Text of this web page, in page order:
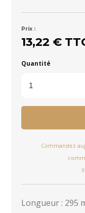
Prix :
13,22 €
Quantité
Commandez
Longueur : 295